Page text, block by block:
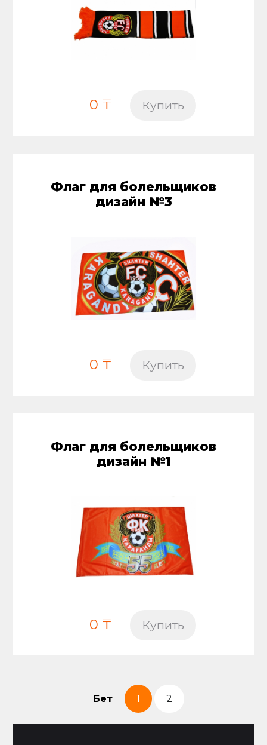
0 ₸ Купить
Флаг для болельщиков
дизайн №3
0 ₸ Купить
Флаг для болельщиков
дизайн №1
0 ₸ Купить
Бет 1 2